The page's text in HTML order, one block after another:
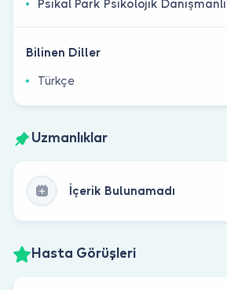
Psikal Park Psikolojik
Bilinen Diller
Türkçe
Uzmanlıklar
İçerik Bulunamadı
Hasta Görüşleri